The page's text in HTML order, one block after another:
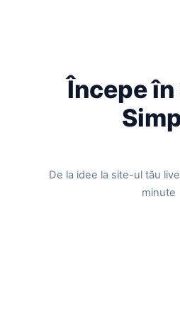
Începe în
De la idee la site-ul tău
minute